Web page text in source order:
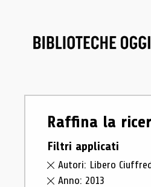
Raffina la
Filtri applicati
Autori: Libero
Anno: 2013